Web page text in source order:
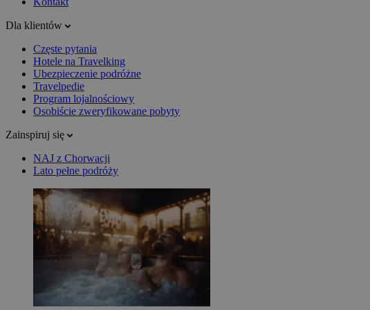
Dla klientów
Częste pytania
Hotele na Travelking
Ubezpieczenie podróżne
Travelpedie
Program lojalnościowy
Osobiście zweryfikowane pobyty
Zainspiruj się
NAJ z Chorwacji
Lato pełne podróży